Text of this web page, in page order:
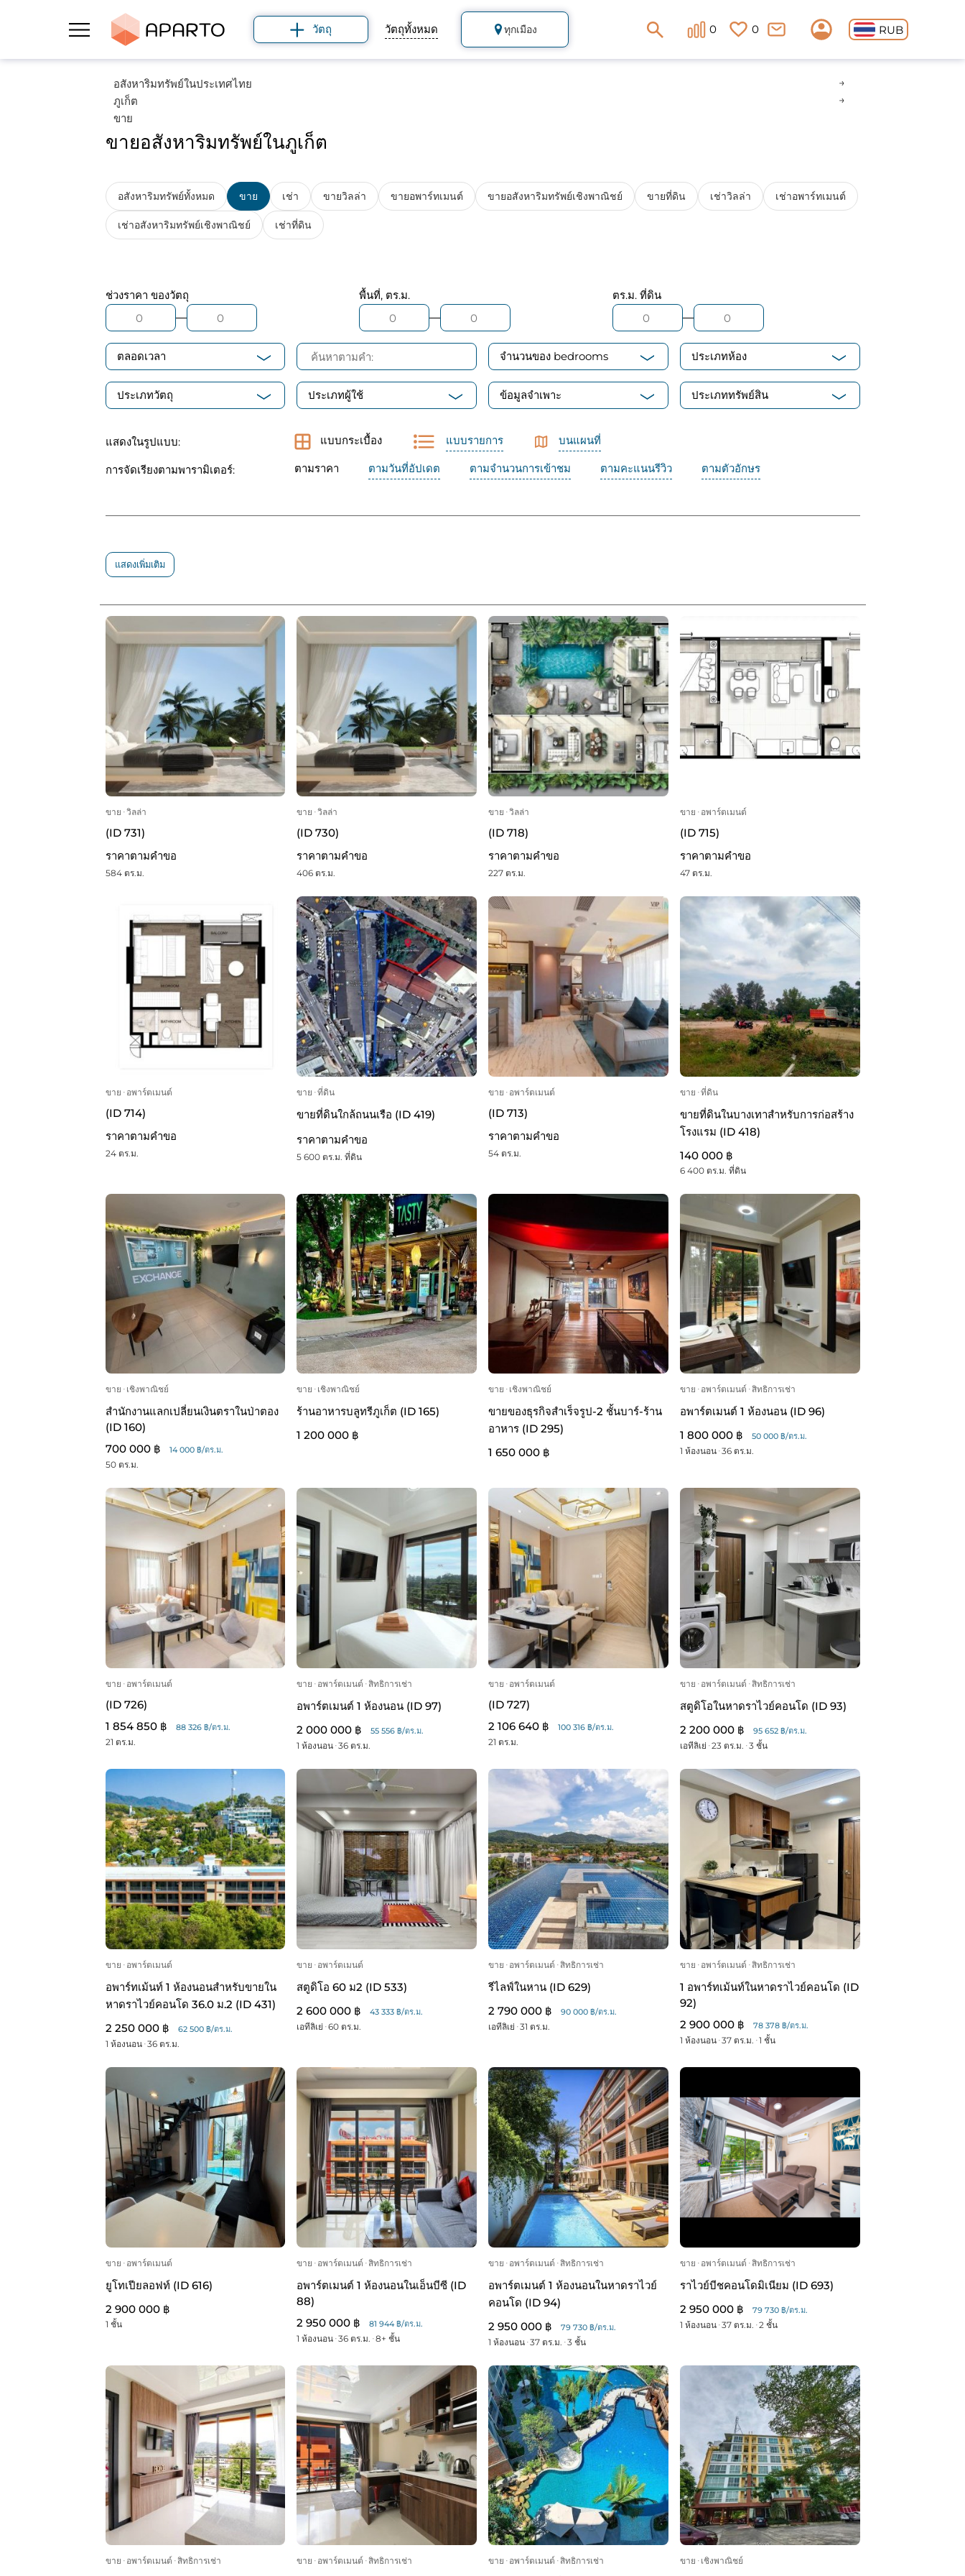
วัตถุ วัตถุทั้งหมด ทุกเมือง 0 0 RUB
อสังหาริมทรัพย์ในประเทศไทย
ภูเก็ต
ขาย
ขายอสังหาริมทรัพย์ในภูเก็ต
อสังหาริมทรัพย์ทั้งหมด ขาย เช่า ขายวิลล่า ขายอพาร์ทเมนต์ ขายอสังหาริมทรัพย์เชิงพาณิชย์ ขายที่ดิน เช่าวิลล่า เช่าอพาร์ทเมนต์
เช่าอสังหาริมทรัพย์เชิงพาณิชย์ เช่าที่ดิน
ช่วงราคา ของวัตถุ พื้นที่, ตร.ม. ตร.ม. ที่ดิน
ตลอดเวลา จำนวนของ bedrooms ประเภทห้อง
ประเภทวัตถุ ประเภทผู้ใช้ ข้อมูลจำเพาะ ประเภททรัพย์สิน
แสดงในรูปแบบ: แบบกระเบื้อง แบบรายการ บนแผนที่
การจัดเรียงตามพารามิเตอร์: ตามราคา ตามวันที่อัปเดต ตามจำนวนการเข้าชม ตามคะแนนรีวิว ตามตัวอักษร
แสดงเพิ่มเติม
ขาย ᐧวิลล่า
(ID 731)
ราคาตามคำขอ
584 ตร.ม.
ขาย ᐧวิลล่า
(ID 730)
ราคาตามคำขอ
406 ตร.ม.
ขาย ᐧวิลล่า
(ID 718)
ราคาตามคำขอ
227 ตร.ม.
ขาย ᐧ อพาร์ตเมนต์
(ID 715)
ราคาตามคำขอ
47 ตร.ม.
ขาย ᐧ อพาร์ตเมนต์
(ID 714)
ราคาตามคำขอ
24 ตร.ม.
ขาย ᐧที่ดิน
ขายที่ดินใกล้ถนนเรือ (ID 419)
ราคาตามคำขอ
5 600 ตร.ม. ที่ดิน
ขาย ᐧ อพาร์ตเมนต์
(ID 713)
ราคาตามคำขอ
54 ตร.ม.
ขาย ᐧที่ดิน
ขายที่ดินในบางเทาสำหรับการก่อสร้าง
โรงแรม (ID 418)
140 000 ฿
6 400 ตร.ม. ที่ดิน
ขาย ᐧ เชิงพาณิชย์
สำนักงานแลกเปลี่ยนเงินตราในป่าตอง
(ID 160)
700 000 ฿
14 000 ฿/ตร.ม.
50 ตร.ม.
ขาย ᐧ เชิงพาณิชย์
ร้านอาหารบลูทรีภูเก็ต (ID 165)
1 200 000 ฿
ขาย ᐧ เชิงพาณิชย์
ขายของธุรกิจสำเร็จรูป-2 ชั้นบาร์-ร้าน
อาหาร (ID 295)
1 650 000 ฿
ขาย ᐧ อพาร์ตเมนต์ ᐧสิทธิการเช่า
อพาร์ตเมนต์ 1 ห้องนอน (ID 96)
1 800 000 ฿
50 000 ฿/ตร.ม.
1 ห้องนอน ᐧ36 ตร.ม.
ขาย ᐧ อพาร์ตเมนต์
(ID 726)
1 854 850 ฿
88 326 ฿/ตร.ม.
21 ตร.ม.
ขาย ᐧ อพาร์ตเมนต์ ᐧสิทธิการเช่า
อพาร์ตเมนต์ 1 ห้องนอน (ID 97)
2 000 000 ฿
55 556 ฿/ตร.ม.
1 ห้องนอน ᐧ36 ตร.ม.
ขาย ᐧ อพาร์ตเมนต์
(ID 727)
2 106 640 ฿
100 316 ฿/ตร.ม.
21 ตร.ม.
ขาย ᐧ อพาร์ตเมนต์ ᐧสิทธิการเช่า
สตูดิโอในหาดราไวย์คอนโด (ID 93)
2 200 000 ฿
95 652 ฿/ตร.ม.
เอทีลิเย่ ᐧ23 ตร.ม. ᐧ3 ชั้น
ขาย ᐧ อพาร์ตเมนต์
อพาร์ทเม้นท์ 1 ห้องนอนสำหรับขายใน
หาดราไวย์คอนโด 36.0 ม.2 (ID 431)
2 250 000 ฿
62 500 ฿/ตร.ม.
1 ห้องนอน ᐧ36 ตร.ม.
ขาย ᐧ อพาร์ตเมนต์
สตูดิโอ 60 ม2 (ID 533)
2 600 000 ฿
43 333 ฿/ตร.ม.
เอทีลิเย่ ᐧ60 ตร.ม.
ขาย ᐧ อพาร์ตเมนต์ ᐧสิทธิการเช่า
รีไลฟ์ในหาน (ID 629)
2 790 000 ฿
90 000 ฿/ตร.ม.
เอทีลิเย่ ᐧ31 ตร.ม.
ขาย ᐧ อพาร์ตเมนต์ ᐧสิทธิการเช่า
1 อพาร์ทเม้นท์ในหาดราไวย์คอนโด (ID
92)
2 900 000 ฿
78 378 ฿/ตร.ม.
1 ห้องนอน ᐧ37 ตร.ม. ᐧ1 ชั้น
ขาย ᐧ อพาร์ตเมนต์
ยูโทเปียลอฟท์ (ID 616)
2 900 000 ฿
1 ชั้น
ขาย ᐧ อพาร์ตเมนต์ ᐧสิทธิการเช่า
อพาร์ตเมนต์ 1 ห้องนอนในเอ็นบีซี (ID
88)
2 950 000 ฿
81 944 ฿/ตร.ม.
1 ห้องนอน ᐧ36 ตร.ม. ᐧ8+ ชั้น
ขาย ᐧ อพาร์ตเมนต์ ᐧสิทธิการเช่า
อพาร์ตเมนต์ 1 ห้องนอนในหาดราไวย์
คอนโด (ID 94)
2 950 000 ฿
79 730 ฿/ตร.ม.
1 ห้องนอน ᐧ37 ตร.ม. ᐧ3 ชั้น
ขาย ᐧ อพาร์ตเมนต์ ᐧสิทธิการเช่า
ราไวย์บีชคอนโดมิเนียม (ID 693)
2 950 000 ฿
79 730 ฿/ตร.ม.
1 ห้องนอน ᐧ37 ตร.ม. ᐧ2 ชั้น
ขาย ᐧ อพาร์ตเมนต์ ᐧสิทธิการเช่า ขาย ᐧ อพาร์ตเมนต์ ᐧสิทธิการเช่า ขาย ᐧ อพาร์ตเมนต์ ᐧสิทธิการเช่า ขาย ᐧ เชิงพาณิชย์